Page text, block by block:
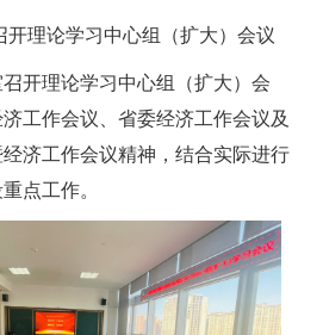
理论学习中心组（扩大）会议
开理论学习中心组（扩大）会
工作会议、省委经济工作会议及
济工作会议精神，结合实际进行
点工作。